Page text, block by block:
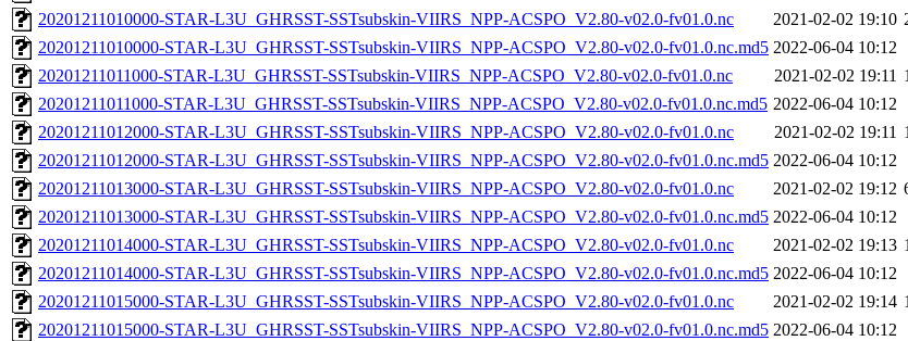
20201211010000-STAR-L3U_GHRSST-SSTsubskin-VIIRS_NPP-ACSPO_V2.80-v02.0-fv01.0.nc
2021-02-02 19:10
20201211010000-STAR-L3U_GHRSST-SSTsubskin-VIIRS_NPP-ACSPO_V2.80-v02.0-fv01.0.nc.md5 2022-06-04 10:12
20201211011000-STAR-L3U_GHRSST-SSTsubskin-VIIRS_NPP-ACSPO_V2.80-v02.0-fv01.0.nc
2021-02-02 19:11
20201211011000-STAR-L3U_GHRSST-SSTsubskin-VIIRS_NPP-ACSPO_V2.80-v02.0-fv01.0.nc.md5 2022-06-04 10:12
20201211012000-STAR-L3U_GHRSST-SSTsubskin-VIIRS_NPP-ACSPO_V2.80-v02.0-fv01.0.nc
2021-02-02 19:11
20201211012000-STAR-L3U_GHRSST-SSTsubskin-VIIRS_NPP-ACSPO_V2.80-v02.0-fv01.0.nc.md5 2022-06-04 10:12
20201211013000-STAR-L3U_GHRSST-SSTsubskin-VIIRS_NPP-ACSPO_V2.80-v02.0-fv01.0.nc
2021-02-02 19:12
20201211013000-STAR-L3U_GHRSST-SSTsubskin-VIIRS_NPP-ACSPO_V2.80-v02.0-fv01.0.nc.md5 2022-06-04 10:12
20201211014000-STAR-L3U_GHRSST-SSTsubskin-VIIRS_NPP-ACSPO_V2.80-v02.0-fv01.0.nc
2021-02-02 19:13
20201211014000-STAR-L3U_GHRSST-SSTsubskin-VIIRS_NPP-ACSPO_V2.80-v02.0-fv01.0.nc.md5 2022-06-04 10:12
20201211015000-STAR-L3U_GHRSST-SSTsubskin-VIIRS_NPP-ACSPO_V2.80-v02.0-fv01.0.nc
2021-02-02 19:14
20201211015000-STAR-L3U_GHRSST-SSTsubskin-VIIRS_NPP-ACSPO_V2.80-v02.0-fv01.0.nc.md5 2022-06-04 10:12